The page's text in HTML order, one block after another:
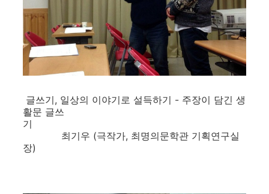
글쓰기, 일상의 이야기로 설득하기 - 주장이 담긴 생
활문 글쓰
기
최기우 (극작가, 최명의문학관 기획연구실
장)